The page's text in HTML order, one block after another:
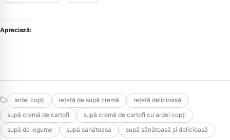
Apreciază:
ardei copți rețetă de supă cremă
rețetă delicioasă
supă cremă de cartofi
supă cremă de cartofi cu ardei copți
supă de legume
supă sănătoasă supă sănătoasă și delicioasă